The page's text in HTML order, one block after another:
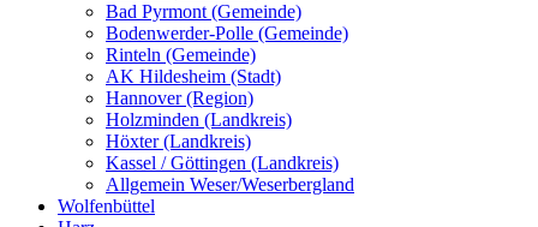
Bad Pyrmont (Gemeinde)
Bodenwerder-Polle (Gemeinde)
Rinteln (Gemeinde)
AK Hildesheim (Stadt)
Hannover (Region)
Holzminden (Landkreis)
Höxter (Landkreis)
Kassel / Göttingen (Landkreis)
Allgemein Weser/Weserbergland
Wolfenbüttel